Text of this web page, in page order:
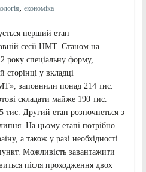
, економіка
перший етап
сесії НМТ. Станом на
року спеціальну форму,
сторінці у вкладці
заповнили понад 214 тис.
складати майже 190 тис.
тис. Другий етап розпочнеться з
На цьому етапі потрібно
а також у разі необхідності
Можливість завантажити
після проходження двох